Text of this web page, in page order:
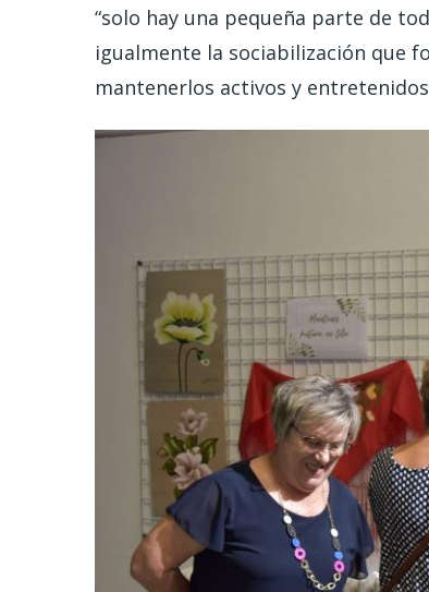
“solo hay una pequeña parte de
igualmente la sociabilización que
mantenerlos activos y